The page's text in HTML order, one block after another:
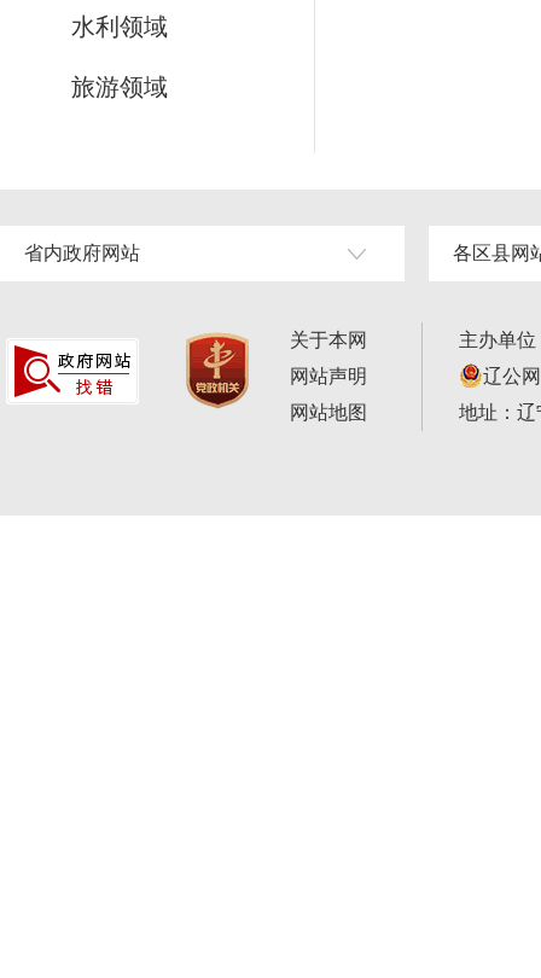
水利领域
旅游领域
省内政府网站 各区县网
关于本网
网站声明
网站地图
主办单
辽公
地址：辽